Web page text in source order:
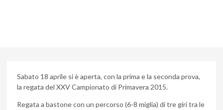
Sabato 18 aprile si è aperta, con la prima e la seconda prova,
la regata del XXV Campionato di Primavera 2015.
Regata a bastone con un percorso (6-8 miglia) di tre giri tra le